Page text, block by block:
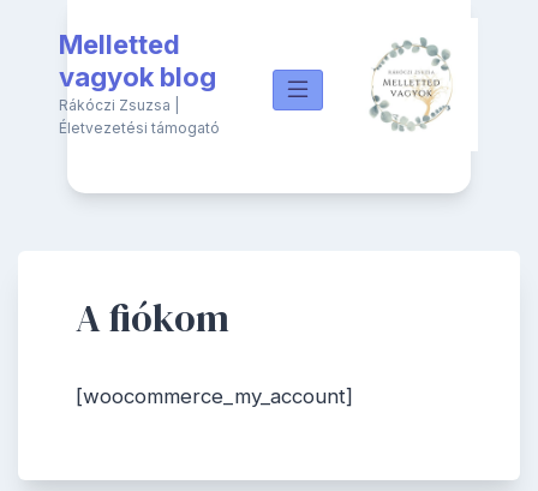
content
Melletted
vagyok blog
Rákóczi Zsuzsa |
Életvezetési támogató
A fiókom
[woocommerce_my_account]